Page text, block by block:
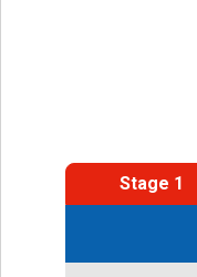
Stage 1